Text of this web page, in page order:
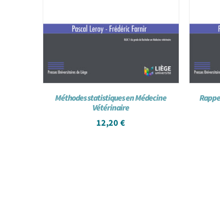
Méthodes statistiques en Médecine
Vétérinaire
12,20€